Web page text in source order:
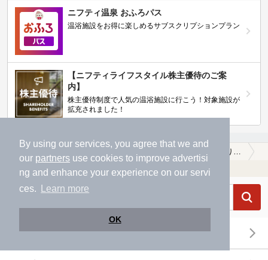
By using our services, you agree that we and
our partners use cookies to improve advertisi
ng and enhance your experience on our servi
ces.
Learn more
OK
ニフティ温泉 おふろパス
温浴施設をお得に楽しめるサブスクリプションプラン
【ニフティライフスタイル株主優待のご案
内】
株主優待制度で人気の温浴施設に行こう！対象施設が
拡充されました！
【クーポンあり】塩化物泉が楽しめる那須郡那須町の温泉、日帰り温泉、スーパー銭湯おすすめ
温浴施設を探す
エリアから探す